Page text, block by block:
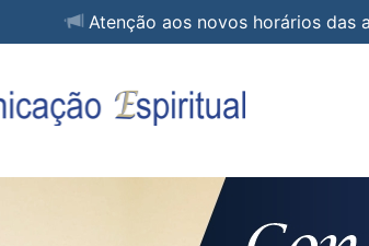
Atenção aos novos horários das